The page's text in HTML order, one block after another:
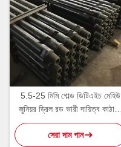
5.5-25 মিমি গোল্ড ডিটিএইচ মেহিউ
জুনিয়র ড্রিল রড ভারী দায়িত্ব কাঠামো
এবং সুনির্দিষ্ট ড্রিলিং জন্য
সেরা দাম পান